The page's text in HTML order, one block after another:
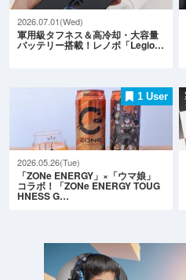
2026.07.01(Wed)
軍用級タフネス＆高冷却・大容量
バッテリー搭載！レノボ「Legio…
1 User
2026.05.26(Tue)
「ZONe ENERGY」×「ウマ娘」
コラボ！「ZONe ENERGY TOUG
HNESS G…